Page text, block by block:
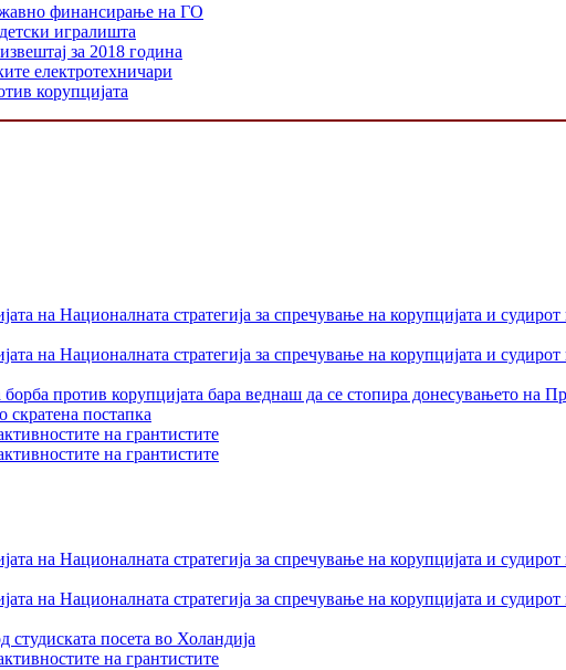
финансирање на ГО
игралишта
за 2018 година
електротехничари
корупцијата
на Националната стратегија за спречување на корупцијата и
на Националната стратегија за спречување на корупцијата и
против корупцијата бара веднаш да се стопира донесувањето на
скратена постапка
на грантистите
на грантистите
на Националната стратегија за спречување на корупцијата и
на Националната стратегија за спречување на корупцијата и
посета во Холандија
на грантистите